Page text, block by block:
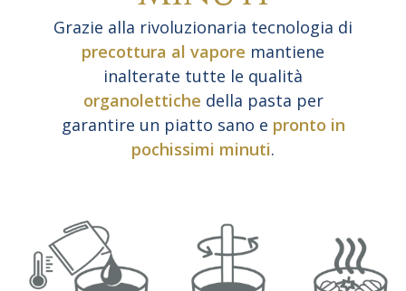
Grazie alla rivoluzionaria tecnologia di
precottura al vapore mantiene
inalterate tutte le qualità
organolettiche della pasta per
garantire un piatto sano e pronto in
pochissimi minuti.